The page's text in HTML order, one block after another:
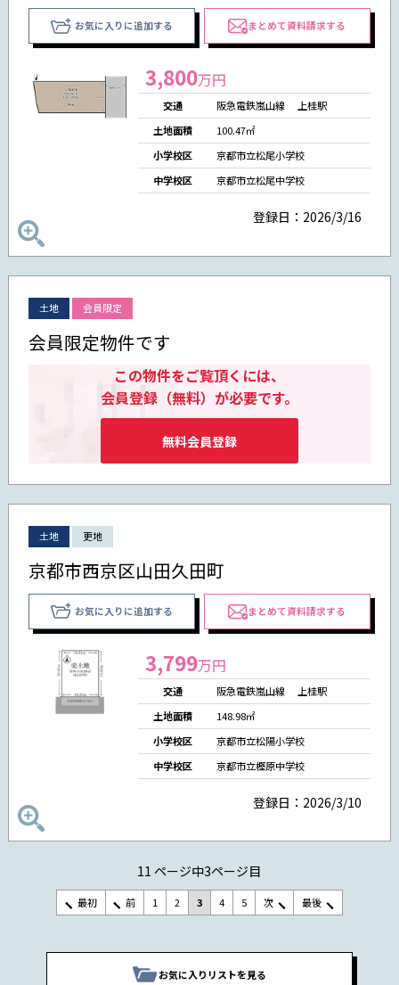
お気に入りに追加する まとめて資料請求する
3,800万円
交通
阪急電鉄嵐山線 上桂駅
土地面積
100.47㎡
小学校区
京都市立松尾小学校
中学校区
京都市立松尾中学校
登録日：2026/3/16
土地 会員限定
会員限定物件です
この物件をご覧頂くには、
会員登録（無料）が必要です。
無料会員登録
土地 更地
京都市西京区山田久田町
お気に入りに追加する まとめて資料請求する
3,799万円
交通
阪急電鉄嵐山線 上桂駅
土地面積
148.98㎡
小学校区
京都市立松陽小学校
中学校区
京都市立樫原中学校
登録日：2026/3/10
11 ページ中3ページ目
最初 前 1 2 3 4 5 次 最後
お気に入りリストを見る